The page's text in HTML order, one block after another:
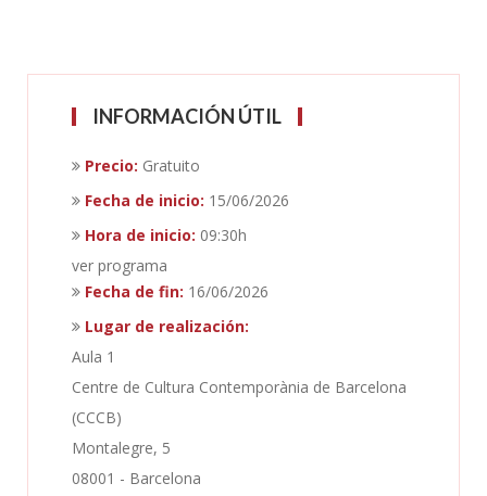
INFORMACIÓN ÚTIL
Precio: Gratuito
Fecha de inicio: 15/06/2026
Hora de inicio: 09:30h
ver programa
Fecha de fin: 16/06/2026
Lugar de realización:
Aula 1
Centre de Cultura Contemporània de Barcelona
(CCCB)
Montalegre, 5
08001 - Barcelona